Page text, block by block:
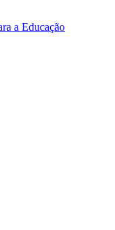
a Educação